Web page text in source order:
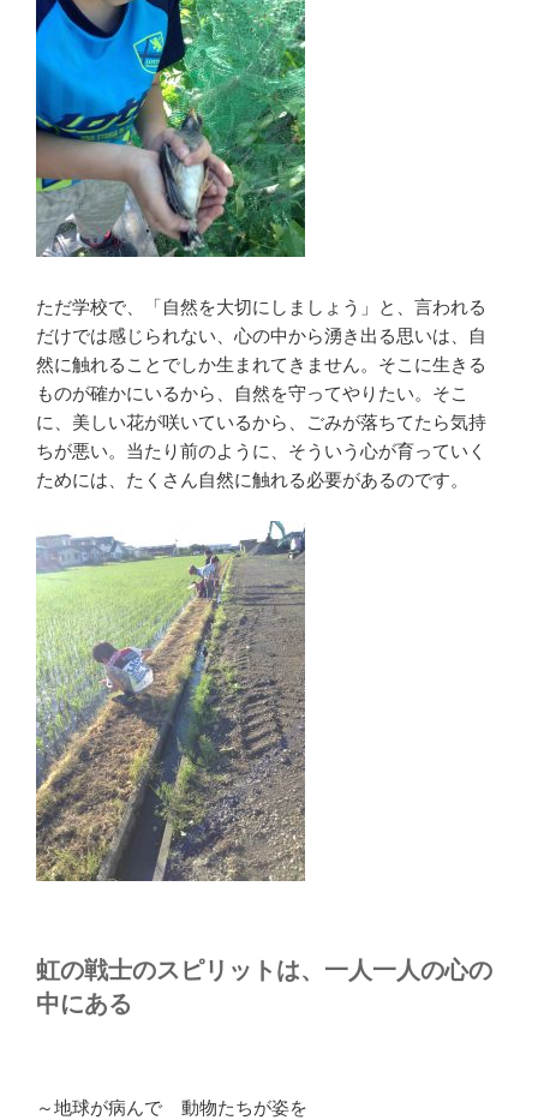
ただ学校で、「自然を大切にしましょう」と、言われる
だけでは感じられない、心の中から湧き出る思いは、自
然に触れることでしか生まれてきません。そこに生きる
ものが確かにいるから、自然を守ってやりたい。そこ
に、美しい花が咲いているから、ごみが落ちてたら気持
ちが悪い。当たり前のように、そういう心が育っていく
ためには、たくさん自然に触れる必要があるのです。
虹の戦士のスピリットは、一人一人の心の
中にある
～地球が病んで 動物たちが姿を